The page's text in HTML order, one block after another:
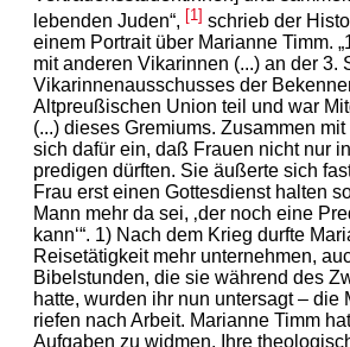
lebenden Juden“, [1] schrieb der
einem Portrait über Marianne Timm.
mit anderen Vikarinnen (...) an der 3.
Vikarinnenausschusses der
Altpreußischen Union teil und war
(...) dieses Gremiums. Zusammen
sich dafür ein, daß Frauen nicht nur
predigen dürften. Sie äußerte sich
Frau erst einen Gottesdienst halten
Mann mehr da sei, ‚der noch eine
kann‘“. 1) Nach dem Krieg durfte
Reisetätigkeit mehr unternehmen,
Bibelstunden, die sie während des
hatte, wurden ihr nun untersagt –
riefen nach Arbeit. Marianne Timm
Aufgaben zu widmen. Ihre